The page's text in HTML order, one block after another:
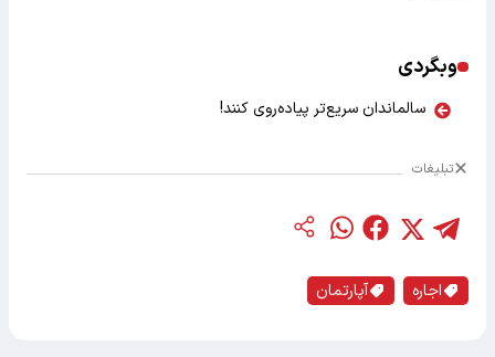
وبگردی
سالماندان سریع‌تر پیاده‌روی کنند!
تبلیغات
اجاره آپارتمان